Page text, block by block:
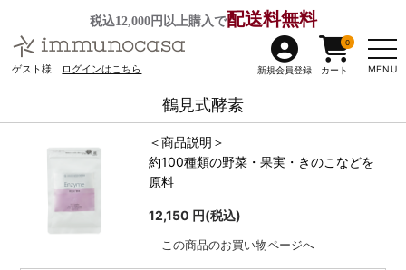
税込12,000円以上購入で配送料無料
ゲスト様 ログインはこちら MENU
新規会員登録 カート
0
鶴見式酵素
＜商品説明＞
約100種類の野菜・果実・きのこなどを
原料
12,150 円(税込)
この商品のお買い物ページへ